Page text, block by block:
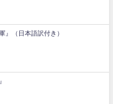
』（日本語訳付き）